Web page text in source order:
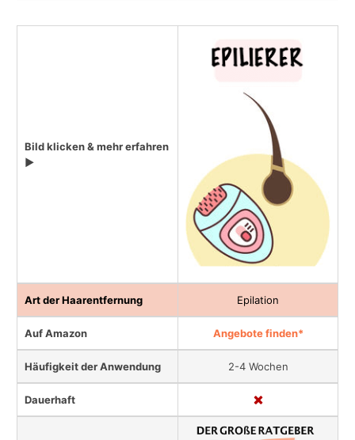
Bild klicken & mehr erfahren
▶
Art der Haarentfernung Epilation
Auf Amazon Angebote finden*
Häufigkeit der Anwendung 2-4 Wochen
Dauerhaft